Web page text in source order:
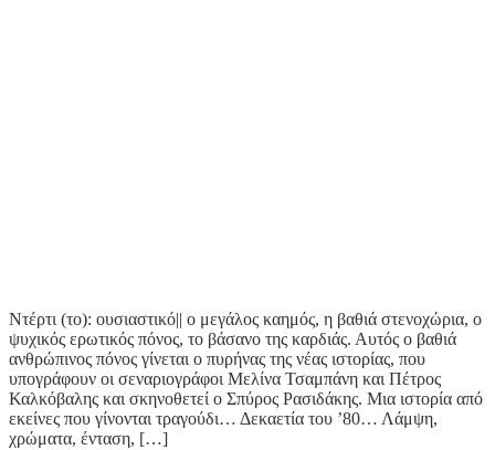
Ντέρτι (το): ουσιαστικό|| ο μεγάλος καημός, η βαθιά στενοχώρια, ο
ψυχικός ερωτικός πόνος, το βάσανο της καρδιάς. Αυτός ο βαθιά
ανθρώπινος πόνος γίνεται ο πυρήνας της νέας ιστορίας, που
υπογράφουν οι σεναριογράφοι Μελίνα Τσαμπάνη και Πέτρος
Καλκόβαλης και σκηνοθετεί ο Σπύρος Ρασιδάκης. Μια ιστορία από
εκείνες που γίνονται τραγούδι… Δεκαετία του ’80… Λάμψη,
χρώματα, ένταση, […]